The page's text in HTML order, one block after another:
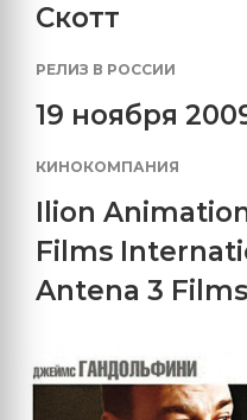
Скотт
РЕЛИЗ В РОССИИ
19 ноября
КИНОКОМПАНИЯ
Ilion
Films
Antena 3 Films